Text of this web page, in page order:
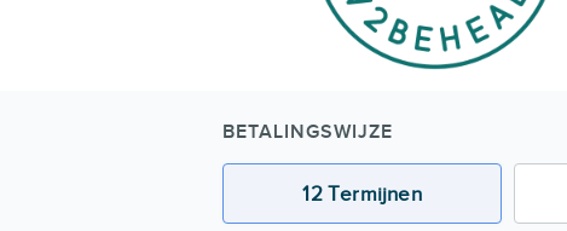
BETALINGSWIJZE
12 Termijnen